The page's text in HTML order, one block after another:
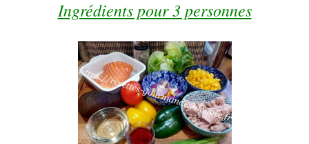
Ingrédients pour 3 personnes